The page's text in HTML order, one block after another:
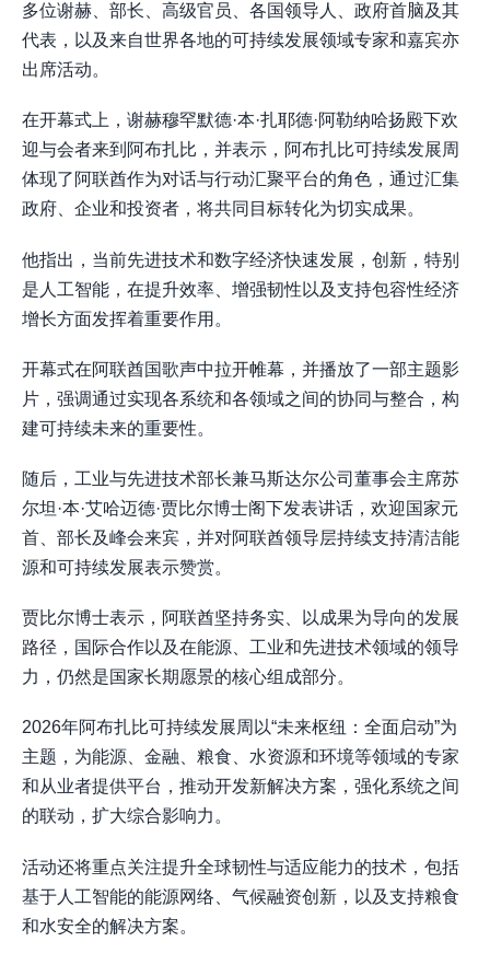
多位谢赫、部长、高级官员、各国领导人、政府首脑及其
代表，以及来自世界各地的可持续发展领域专家和嘉宾亦
出席活动。
在开幕式上，谢赫穆罕默德·本·扎耶德·阿勒纳哈扬殿下欢
迎与会者来到阿布扎比，并表示，阿布扎比可持续发展周
体现了阿联酋作为对话与行动汇聚平台的角色，通过汇集
政府、企业和投资者，将共同目标转化为切实成果。
他指出，当前先进技术和数字经济快速发展，创新，特别
是人工智能，在提升效率、增强韧性以及支持包容性经济
增长方面发挥着重要作用。
开幕式在阿联酋国歌声中拉开帷幕，并播放了一部主题影
片，强调通过实现各系统和各领域之间的协同与整合，构
建可持续未来的重要性。
随后，工业与先进技术部长兼马斯达尔公司董事会主席苏
尔坦·本·艾哈迈德·贾比尔博士阁下发表讲话，欢迎国家元
首、部长及峰会来宾，并对阿联酋领导层持续支持清洁能
源和可持续发展表示赞赏。
贾比尔博士表示，阿联酋坚持务实、以成果为导向的发展
路径，国际合作以及在能源、工业和先进技术领域的领导
力，仍然是国家长期愿景的核心组成部分。
2026年阿布扎比可持续发展周以“未来枢纽：全面启动”为
主题，为能源、金融、粮食、水资源和环境等领域的专家
和从业者提供平台，推动开发新解决方案，强化系统之间
的联动，扩大综合影响力。
活动还将重点关注提升全球韧性与适应能力的技术，包括
基于人工智能的能源网络、气候融资创新，以及支持粮食
和水安全的解决方案。